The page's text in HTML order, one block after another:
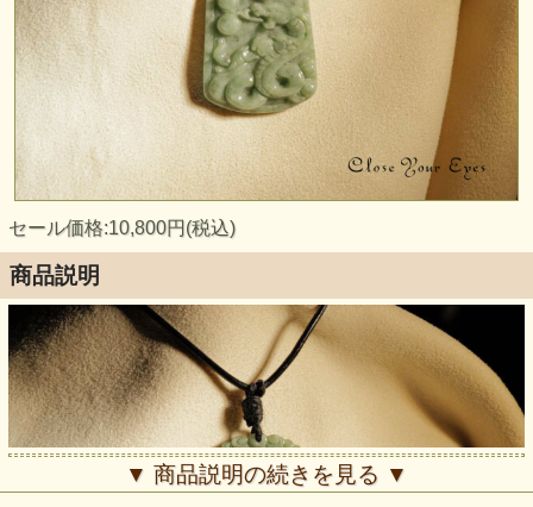
セール価格:10,800円(税込)
商品説明
▼ 商品説明の続きを見る ▼